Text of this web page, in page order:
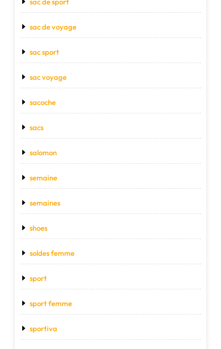
sac de voyage
sac sport
sac voyage
sacoche
sacs
salomon
semaine
semaines
shoes
soldes femme
sport
sport femme
sportiva